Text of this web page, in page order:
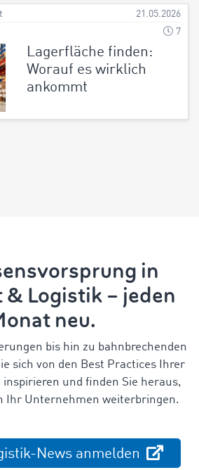
21.05.2026
7
Lagerfläche finden:
Worauf es wirklich
ankommt
in
Logistik – jeden
neu.
bis hin zu bahnbrechenden
sich von den Best Practices Ihrer
und finden Sie heraus,
Ihr Unternehmen weiterbringen.
News anmelden